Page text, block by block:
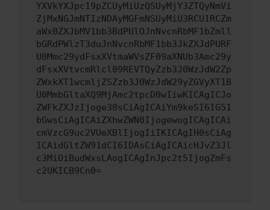
YXVkYXJpc19pZCUyMiUzQSUyMjY3ZTQyNmVi
ZjMxNGJmNTIzNDAyMGFmNSUyMiU3RCU1RCZm
aWx0ZXJbMV1bb3BdPUlOJnNvcnRbMF1bZmll
bGRdPWlzT3duJnNvcnRbMF1bb3JkZXJdPURF
U0Mmc29ydFsxXVtmaWVsZF09aXNUb3Amc29y
dFsxXVtvcmRlcl09REVTQyZzb3J0WzJdW2Zp
ZWxkXT1wcmljZSZzb3J0WzJdW29yZGVyXT1B
U0MmbGltaXQ9MjAmc2tpcD0wIiwKICAgICJo
ZWFkZXJzIjoge30sCiAgICAiYm9keSI6IG51
bGwsCiAgICAiZXhwZWN0IjogewogICAgICAi
cmVzcG9uc2VUeXBlIjogIiIKICAgIH0sCiAg
ICAidGltZW91dCI6IDAsCiAgICAicHJvZ3Jl
c3MiOiBudWxsLAogICAgInJpc2t5IjogZmFs
c2UKICB9Cn0=